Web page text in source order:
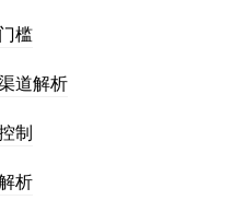
槛
道解析
制
析